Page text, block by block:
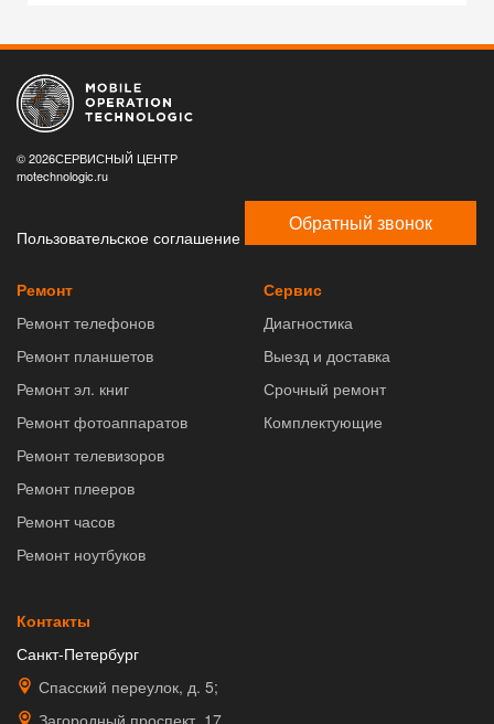
© 2026СЕРВИСНЫЙ ЦЕНТР
motechnologic.ru
Пользовательское соглашение
Обратный звонок
Ремонт
Ремонт телефонов
Ремонт планшетов
Ремонт эл. книг
Ремонт фотоаппаратов
Ремонт телевизоров
Ремонт плееров
Ремонт часов
Ремонт ноутбуков
Сервис
Диагностика
Выезд и доставка
Срочный ремонт
Комплектующие
Контакты
Санкт-Петербург
Спасский переулок, д. 5;